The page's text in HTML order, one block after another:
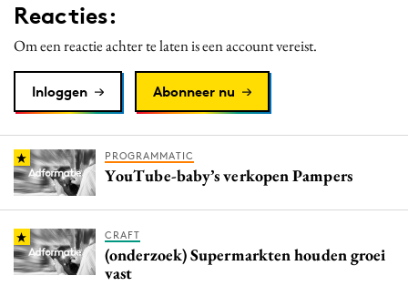
PR
Programmatic
Reputatie & crisis
Reacties:
Om een reactie achter te laten is een account vereist.
Inloggen Abonneer nu
PROGRAMMATIC
YouTube-baby’s verkopen Pampers
CRAFT
(onderzoek) Supermarkten houden groei
vast